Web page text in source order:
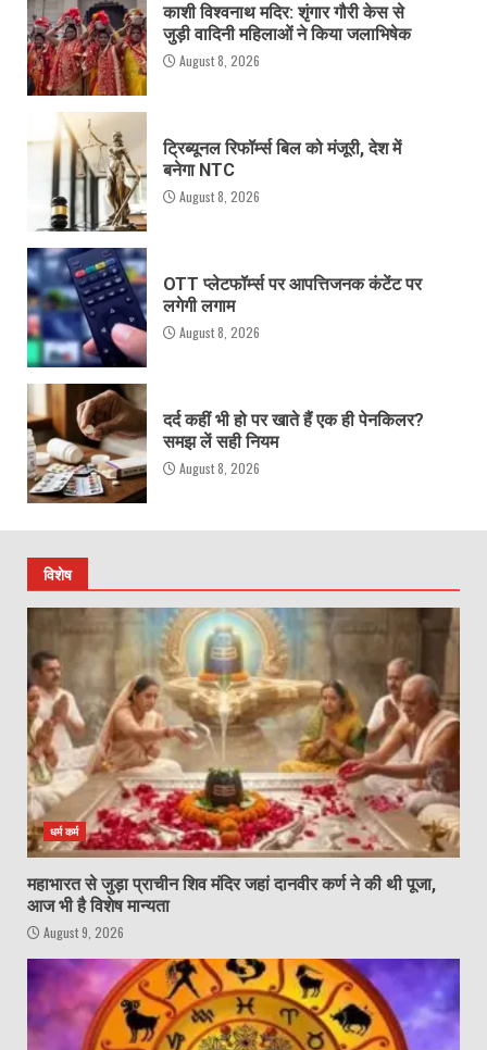
काशी विश्वनाथ मदिर: शृंगार गौरी केस से
जुड़ी वादिनी महिलाओं ने किया जलाभिषेक
August 8, 2026
ट्रिब्यूनल रिफॉर्म्स बिल को मंजूरी, देश में
बनेगा NTC
August 8, 2026
OTT प्लेटफॉर्म्स पर आपत्तिजनक कंटेंट पर
लगेगी लगाम
August 8, 2026
दर्द कहीं भी हो पर खाते हैं एक ही पेनकिलर?
समझ लें सही नियम
August 8, 2026
विशेष
धर्म कर्म
महाभारत से जुड़ा प्राचीन शिव मंदिर जहां दानवीर कर्ण ने की थी पूजा,
आज भी है विशेष मान्यता
August 9, 2026